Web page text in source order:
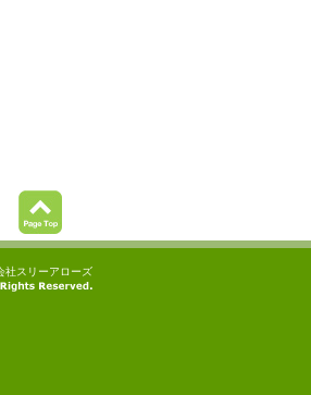
社スリーアローズ